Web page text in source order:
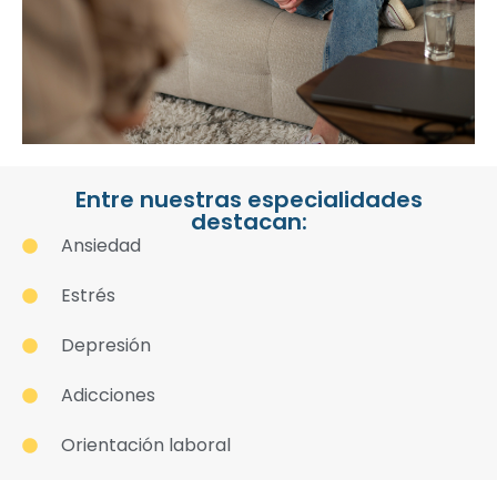
Entre nuestras especialidades
destacan:
Ansiedad
Estrés
Depresión
Adicciones
Orientación laboral